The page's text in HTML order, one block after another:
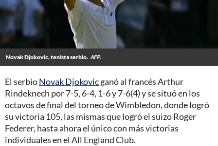
Novak Djokovic, tenista serbio. AFP.
El serbioNovak Djokovicganó al francés Arthur
Rindeknech por 7-5, 6-4, 1-6 y 7-6(4) y se situó en los
octavos de final del torneo de Wimbledon, donde logró
su victoria 105, las mismas que logró el suizo Roger
Federer, hasta ahora el único con más victorias
individuales en el All England Club.